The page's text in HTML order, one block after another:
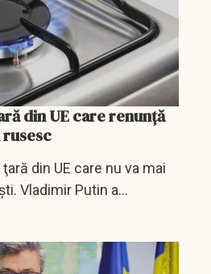
din UE care renunţă
din UE care nu va mai
Vladimir Putin a
livrărilor ţările